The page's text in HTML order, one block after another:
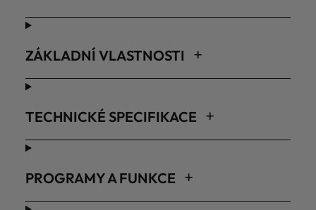
ZÁKLADNÍ VLASTNOSTI
TECHNICKÉ SPECIFIKACE
PROGRAMY A FUNKCE